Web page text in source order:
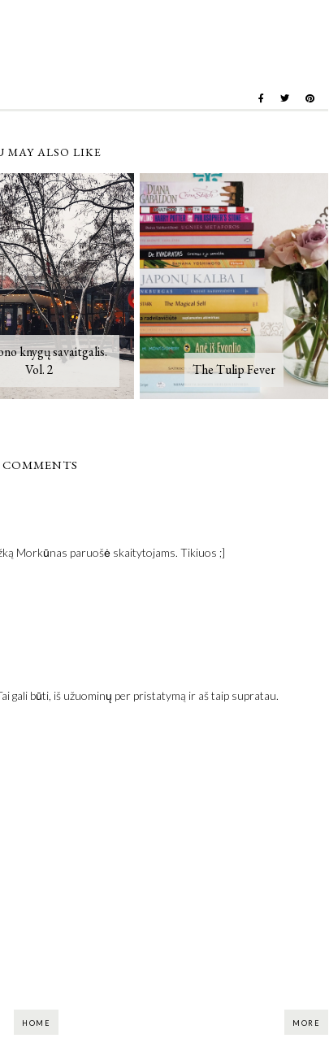
MAY ALSO LIKE
knygų savaitgalis.
Vol. 2
The Tulip Fever
COMMENTS
Morkūnas paruošė skaitytojams. Tikiuos ;]
gali būti, iš užuominų per pristatymą ir aš taip supratau.
HOME MORE